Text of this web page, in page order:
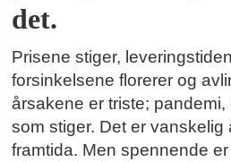
det.
Prisene stiger,
forsinkelsene florerer og
årsakene er triste;
som stiger. Det er vanskelig
framtida. Men spennende